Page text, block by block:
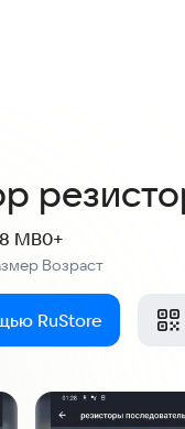
MB
Возраст
0+
RuStore